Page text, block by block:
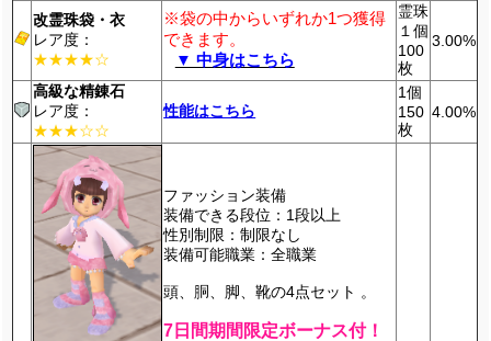
改霊珠袋・衣
レア度：
★★★★☆
※袋の中からいずれか1つ獲得
できます。
▼ 中身はこちら
霊珠
１個
100
枚
3.00%
高級な精錬石
レア度：
★★★☆☆
性能はこちら
1個
150
枚
4.00%
ファッション装備
装備できる段位：1段以上
性別制限：制限なし
装備可能職業：全職業
頭、胴、脚、靴の4点セット 。
7日間期間限定ボーナス付！